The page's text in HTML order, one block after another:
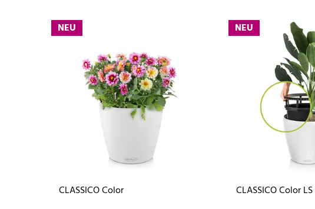
NEU
CLASSICO Color
NEU
CLASSICO Color LS